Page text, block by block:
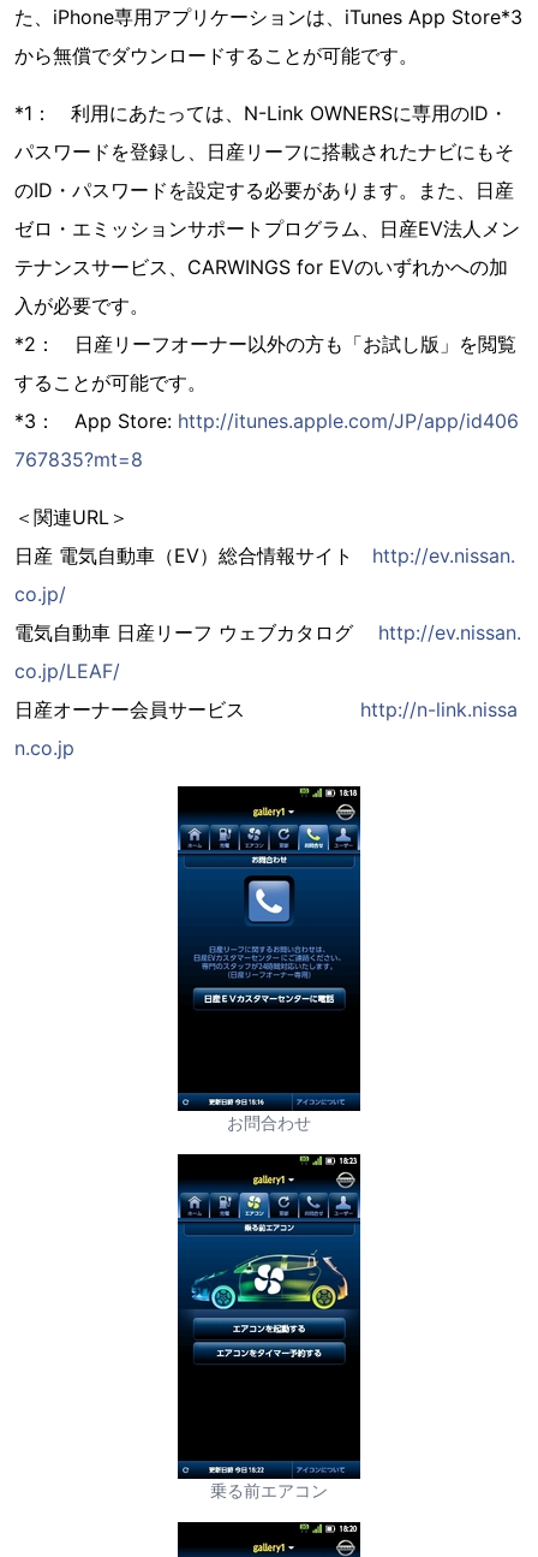
た、iPhone専用アプリケーションは、iTunes App Store*3
から無償でダウンロードすることが可能です。
*1： 利用にあたっては、N-Link OWNERSに専用のID・
パスワードを登録し、日産リーフに搭載されたナビにもそ
のID・パスワードを設定する必要があります。また、日産
ゼロ・エミッションサポートプログラム、日産EV法人メン
テナンスサービス、CARWINGS for EVのいずれかへの加
入が必要です。
*2： 日産リーフオーナー以外の方も「お試し版」を閲覧
することが可能です。
*3： App Store: http://itunes.apple.com/JP/app/id406
767835?mt=8
＜関連URL＞
日産 電気自動車（EV）総合情報サイト http://ev.nissan.
co.jp/
電気自動車 日産リーフ ウェブカタログ http://ev.nissan.
co.jp/LEAF/
日産オーナー会員サービス http://n-link.nissa
n.co.jp
お問合わせ
乗る前エアコン